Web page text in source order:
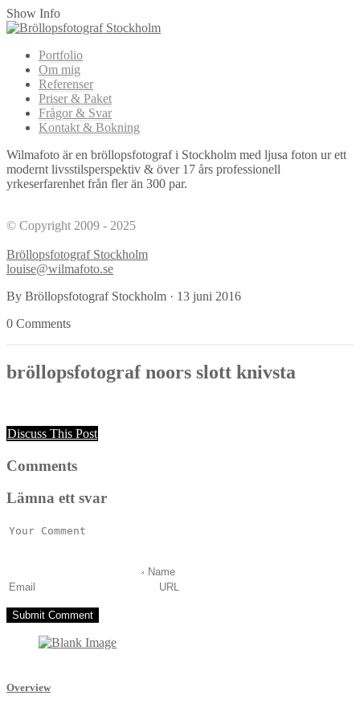
Show Info
Portfolio
Om mig
Referenser
Priser & Paket
Frågor & Svar
Kontakt & Bokning
Wilmafoto är en bröllopsfotograf i Stockholm med ljusa foton ur ett
modernt livsstilsperspektiv & över 17 års professionell
yrkeserfarenhet från fler än 300 par.
© Copyright 2009 - 2025
Bröllopsfotograf Stockholm
louise@wilmafoto.se
By Bröllopsfotograf Stockholm · 13 juni 2016
0 Comments
bröllopsfotograf noors slott knivsta
Discuss This Post
Comments
Lämna ett svar
Overview